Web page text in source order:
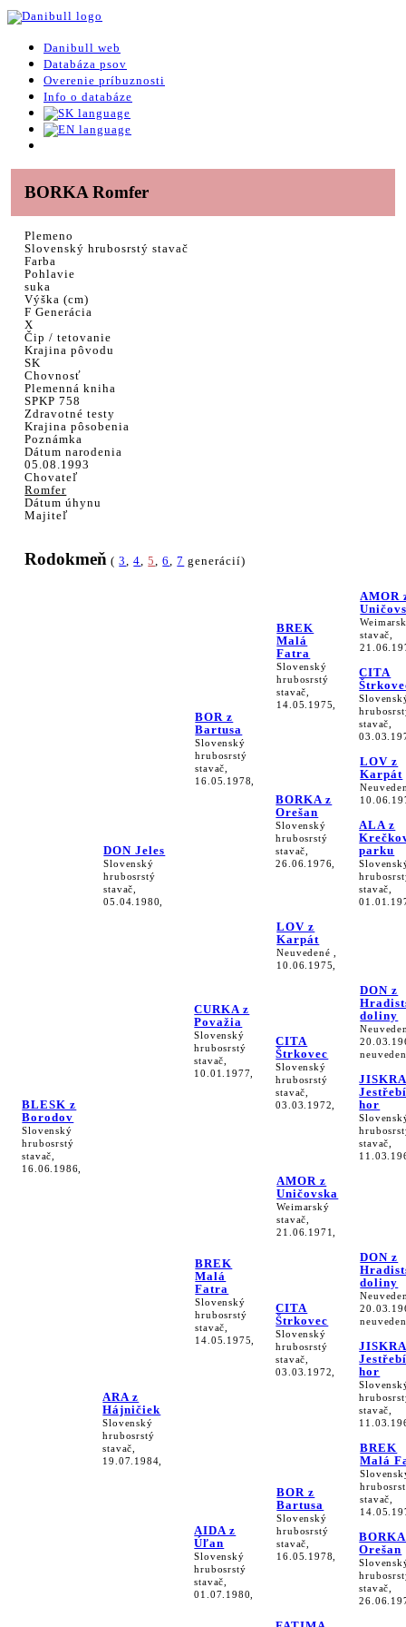
Danibull web
Databáza psov
Overenie príbuznosti
Info o databáze
BORKA Romfer
Plemeno
Slovenský hrubosrstý stavač
Farba
Pohlavie
suka
Výška (cm)
F Generácia
X
Čip / tetovanie
Krajina pôvodu
SK
Chovnosť
Plemenná kniha
SPKP 758
Zdravotné testy
Krajina pôsobenia
Poznámka
Dátum narodenia
05.08.1993
Chovateľ
Romfer
Dátum úhynu
Majiteľ
Rodokmeň (3,4,5,6,7 generácií)
BLESK z
Borodov
Slovenský
hrubosrstý
stavač,
16.06.1986,
DON Jeles
Slovenský
hrubosrstý
stavač,
05.04.1980,
BOR z
Bartusa
Slovenský
hrubosrstý
stavač,
16.05.1978,
BREK
Malá
Fatra
Slovenský
hrubosrstý
stavač,
14.05.1975,
AMOR
stavač,
CITA
stavač,
BORKA z
Orešan
Slovenský
hrubosrstý
stavač,
26.06.1976,
LOV z
Karpát
ALA z
parku
stavač,
CURKA z
Považia
Slovenský
hrubosrstý
stavač,
10.01.1977,
LOV z
Karpát
Neuvedené ,
10.06.1975,
CITA
Štrkovec
Slovenský
hrubosrstý
stavač,
03.03.1972,
DON z
doliny
hor
stavač,
ARA z
Hájničiek
Slovenský
hrubosrstý
stavač,
19.07.1984,
BREK
Malá
Fatra
Slovenský
hrubosrstý
stavač,
14.05.1975,
AMOR z
Uničovska
Weimarský
stavač,
21.06.1971,
CITA
Štrkovec
Slovenský
hrubosrstý
stavač,
03.03.1972,
DON z
doliny
hor
stavač,
AIDA z
Úľan
Slovenský
hrubosrstý
stavač,
01.07.1980,
BOR z
Bartusa
Slovenský
hrubosrstý
stavač,
16.05.1978,
BREK
Malá
stavač,
Orešan
stavač,